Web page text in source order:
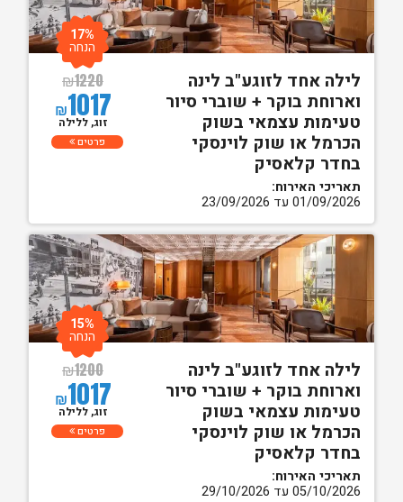
לילה אחד לזוגע"ב לינה
וארוחת בוקר + שוברי סיור
טעימות עצמאי בשוק
הכרמל או שוק לוינסקי
בחדר קלאסיק
תאריכי האירוח:
01/09/2026 עד 23/09/2026
₪1220
₪1017
17%
הנחה
זוג, ללילה
פרטים
לילה אחד לזוגע"ב לינה
וארוחת בוקר + שוברי סיור
טעימות עצמאי בשוק
הכרמל או שוק לוינסקי
בחדר קלאסיק
תאריכי האירוח:
05/10/2026 עד 29/10/2026
₪1200
₪1017
15%
הנחה
זוג, ללילה
פרטים